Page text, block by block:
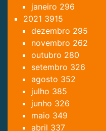
janeiro 296
2021 3915
dezembro 295
novembro 262
outubro 280
setembro 326
agosto 352
julho 385
junho 326
maio 349
abril 337